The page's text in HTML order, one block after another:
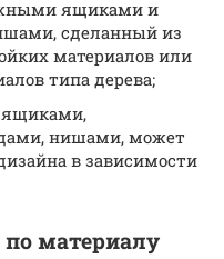
ящиками и
сделанный из
материалов или
типа дерева;
нишами, может
в зависимости
материалу